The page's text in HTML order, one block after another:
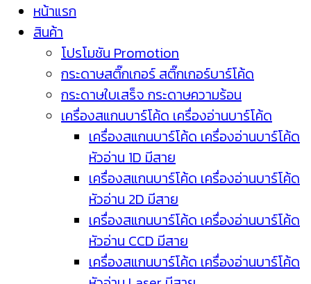
หน้าแรก
สินค้า
โปรโมชัน Promotion
กระดาษสติ๊กเกอร์ สติ๊กเกอร์บาร์โค้ด
กระดาษใบเสร็จ กระดาษความร้อน
เครื่องสแกนบาร์โค้ด เครื่องอ่านบาร์โค้ด
เครื่องสแกนบาร์โค้ด เครื่องอ่านบาร์โค้ด
หัวอ่าน 1D มีสาย
เครื่องสแกนบาร์โค้ด เครื่องอ่านบาร์โค้ด
หัวอ่าน 2D มีสาย
เครื่องสแกนบาร์โค้ด เครื่องอ่านบาร์โค้ด
หัวอ่าน CCD มีสาย
เครื่องสแกนบาร์โค้ด เครื่องอ่านบาร์โค้ด